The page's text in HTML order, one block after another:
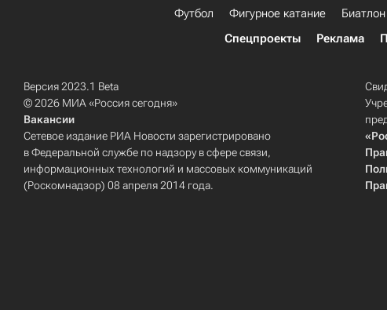
Футбол Фигурное катание Биатлон
Спецпроекты
Реклама
Версия 2023.1 Beta
© 2026 МИА «Россия сегодня»
Вакансии
Сетевое издание РИА Новости зарегистрировано
в Федеральной службе по надзору в сфере связи,
информационных технологий и массовых коммуникаций
(Роскомнадзор) 08 апреля 2014 года.